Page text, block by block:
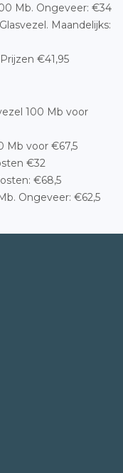
Mb. Ongeveer: €34
Maandelijks:
€41,95
100 Mb voor
Mb voor €67,5
€32
€68,5
Ongeveer: €62,5